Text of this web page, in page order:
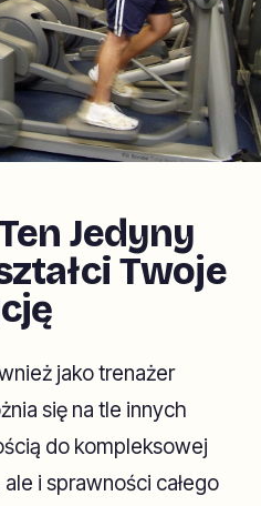
Jedyny
Twoje
jako trenażer
się na tle innych
do kompleksowej
i sprawności całego